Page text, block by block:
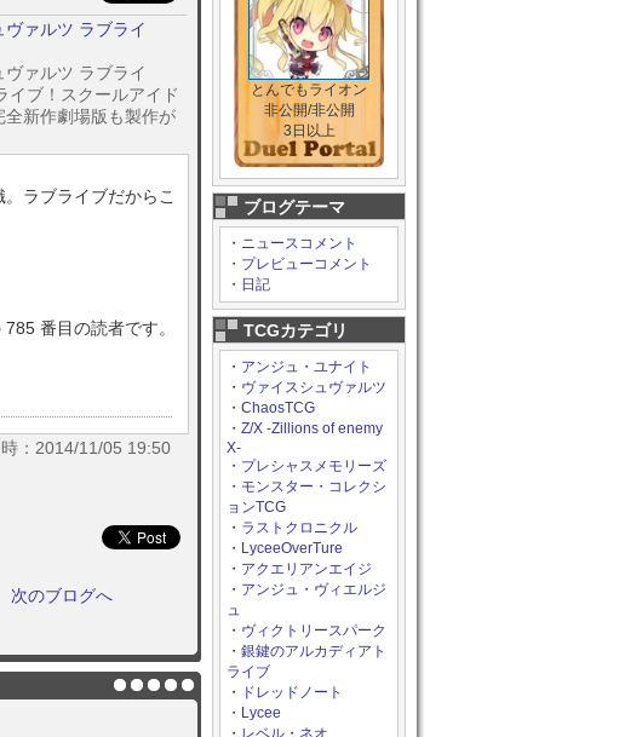
とんでもライオン
非公開/非公開
3日以上
ブログテーマ
・ ニュースコメント
・ プレビューコメント
・ 日記
TCGカテゴリ
・ アンジュ・ユナイト
・ ヴァイスシュヴァルツ
・ ChaosTCG
・ Z/X -Zillions of enemy
X-
・ プレシャスメモリーズ
・ モンスター・コレクシ
ョンTCG
・ ラストクロニクル
・ LyceeOverTure
・ アクエリアンエイジ
・ アンジュ・ヴィエルジ
ュ
・ ヴィクトリースパーク
・ 銀鍵のアルカディアト
ライブ
・
ドレッドノート
・ Lycee
・ レベル・ネオ
ァルツ ラブライ
ァルツ ラブライ
ブ！スクールアイド
新作劇場版も製作が
ラブライブだからこ
番目の読者です。
：2014/11/05 19:50
次のブログへ